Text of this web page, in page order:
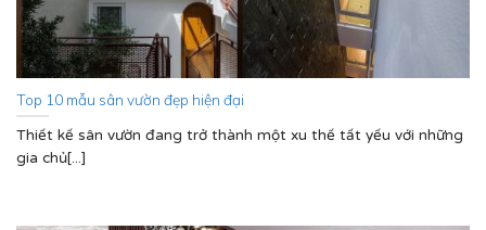
Top 10 mẫu sân vườn đẹp hiện đại
Thiết kế sân vườn đang trở thành một xu thế tất yếu với những
gia chủ[...]